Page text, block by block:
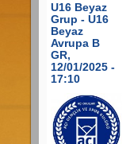
U16 Beyaz
Grup - U16
Beyaz
Avrupa B
GR,
12/01/2025 -
17:10